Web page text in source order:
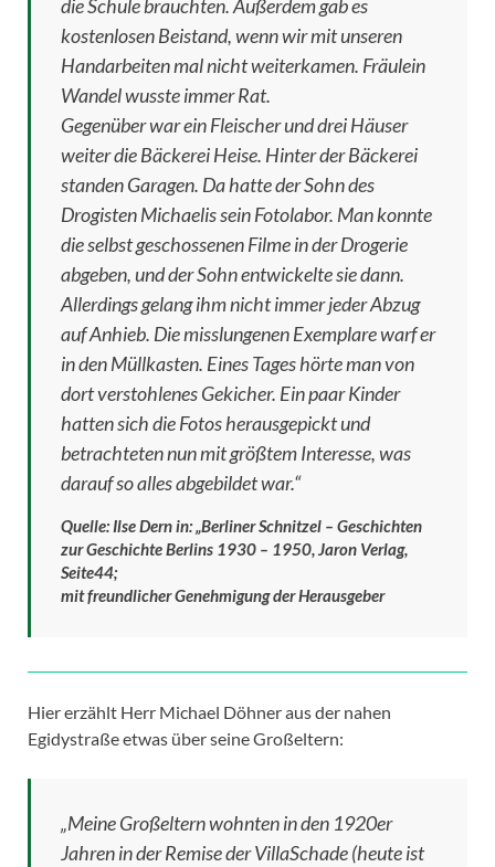
die Schule brauchten. Außerdem gab es
kostenlosen Beistand, wenn wir mit unseren
Handarbeiten mal nicht weiterkamen. Fräulein
Wandel wusste immer Rat.
Gegenüber war ein Fleischer und drei Häuser
weiter die Bäckerei Heise. Hinter der Bäckerei
standen Garagen. Da hatte der Sohn des
Drogisten Michaelis sein Fotolabor. Man konnte
die selbst geschossenen Filme in der Drogerie
abgeben, und der Sohn entwickelte sie dann.
Allerdings gelang ihm nicht immer jeder Abzug
auf Anhieb. Die misslungenen Exemplare warf er
in den Müllkasten. Eines Tages hörte man von
dort verstohlenes Gekicher. Ein paar Kinder
hatten sich die Fotos herausgepickt und
betrachteten nun mit größtem Interesse, was
darauf so alles abgebildet war.“
Quelle: Ilse Dern in: „Berliner Schnitzel – Geschichten
zur Geschichte Berlins 1930 – 1950, Jaron Verlag,
Seite44;
mit freundlicher Genehmigung der Herausgeber
Hier erzählt Herr Michael Döhner aus der nahen
Egidystraße etwas über seine Großeltern:
„Meine Großeltern wohnten in den 1920er
Jahren in der Remise der VillaSchade (heute ist